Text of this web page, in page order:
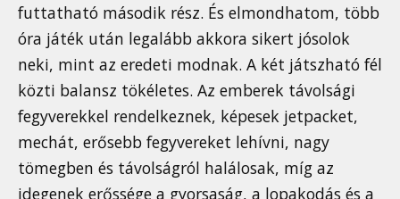
futtatható második rész. És elmondhatom, több
óra játék után legalább akkora sikert jósolok
neki, mint az eredeti modnak. A két játszható fél
közti balansz tökéletes. Az emberek távolsági
fegyverekkel rendelkeznek, képesek jetpacket,
mechát, erősebb fegyvereket lehívni, nagy
tömegben és távolságról halálosak, míg az
idegenek erőssége a gyorsaság, a lopakodás és a